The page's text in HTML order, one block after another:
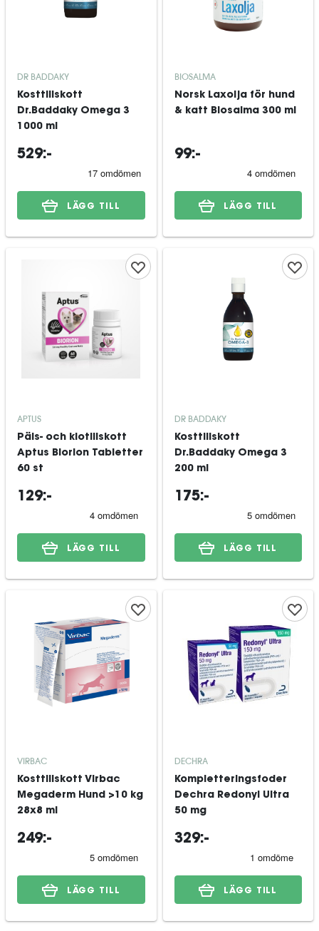
DR BADDAKY
Kosttillskott
Dr.Baddaky Omega 3
1000 ml
529:-
LÄGG TILL
BIOSALMA
Norsk Laxolja för hund
& katt Biosalma 300 ml
99:-
LÄGG TILL
APTUS
Päls- och klotillskott
Aptus Biorion Tabletter
60 st
129:-
LÄGG TILL
DR BADDAKY
Kosttillskott
Dr.Baddaky Omega 3
200 ml
175:-
LÄGG TILL
VIRBAC
Kosttillskott Virbac
Megaderm Hund >10 kg
28x8 ml
249:-
LÄGG TILL
DECHRA
Kompletteringsfoder
Dechra Redonyl Ultra
50 mg
329:-
LÄGG TILL